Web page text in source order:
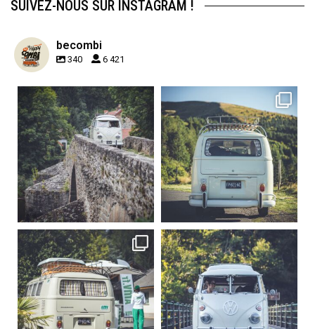
SUIVEZ-NOUS SUR INSTAGRAM !
becombi
340 6 421
becombi
Sep 15
219
3
Sep 12
216
3
becombi becombi